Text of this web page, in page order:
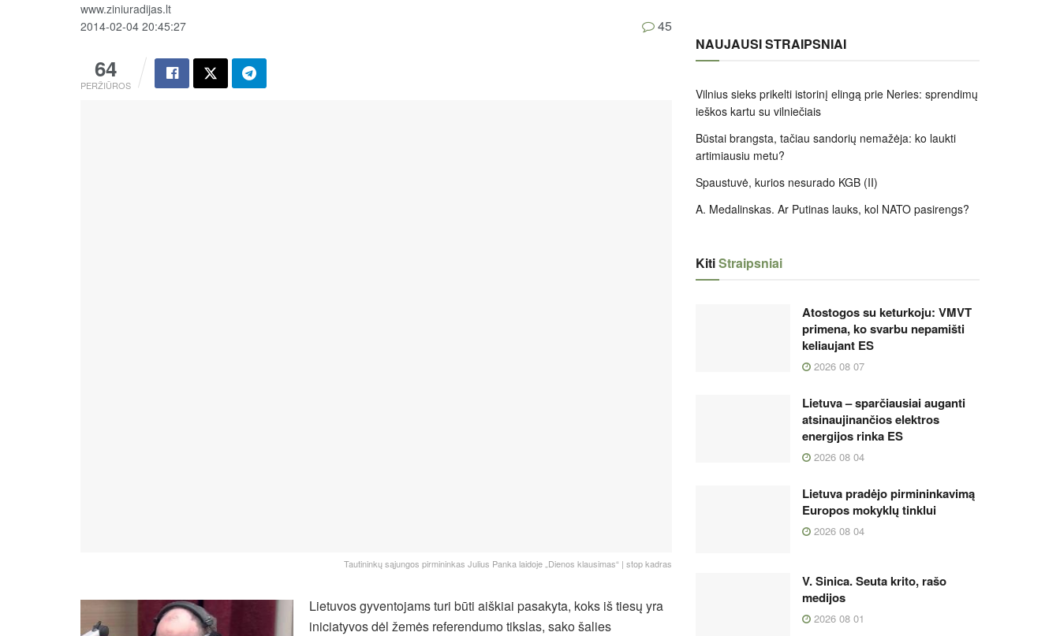
www.ziniuradijas.lt
2014-02-04 20:45:27
64
PERŽIŪROS
45
Tautininkų sąjungos pirmininkas Julius Panka laidoje „Dienos klausimas“ | stop kadras
Lietuvos gyventojams turi būti aiškiai pasakyta, koks iš tiesų yra
iniciatyvos dėl žemės referendumo tikslas, sako šalies
NAUJAUSI STRAIPSNIAI
Vilnius sieks prikelti istorinį elingą prie Neries: sprendimų
ieškos kartu su vilniečiais
Būstai brangsta, tačiau sandorių nemažėja: ko laukti
artimiausiu metu?
Spaustuvė, kurios nesurado KGB (II)
A. Medalinskas. Ar Putinas lauks, kol NATO pasirengs?
KitiStraipsniai
Atostogos su keturkoju: VMVT
primena, ko svarbu nepamišti
keliaujant ES
2026 08 07
Lietuva – sparčiausiai auganti
atsinaujinančios elektros
energijos rinka ES
2026 08 04
Lietuva pradėjo pirmininkavimą
Europos mokyklų tinklui
2026 08 04
V. Sinica. Seuta krito, rašo
medijos
2026 08 01